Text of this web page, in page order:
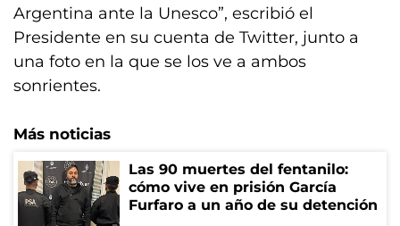
Argentina ante la Unesco”, escribió el
Presidente en su cuenta de Twitter, junto a
una foto en la que se los ve a ambos
sonrientes.
Más noticias
Las 90 muertes del fentanilo:
cómo vive en prisión García
Furfaro a un año de su detención